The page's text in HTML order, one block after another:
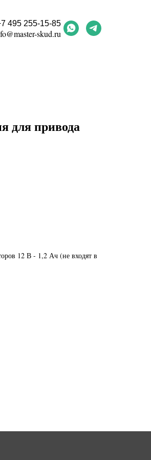
495 255-15-85
skud.ru
для привода
12 В - 1,2 Ач (не входят в